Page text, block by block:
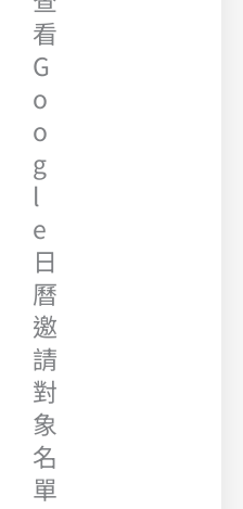
看
G
o
o
g
l
e
日
曆
邀
請
對
象
名
單